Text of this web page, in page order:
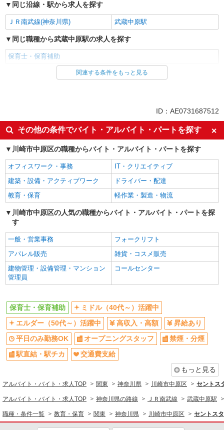
同じ沿線・駅から求人を探す
ＪＲ南武線(神奈川県) 武蔵中原駅
同じ職種から武蔵中原駅の求人を探す
保育士・保育補助
同じ雇用形態から武蔵中原駅の求人を探す
ミドル（40代～）活躍中
エルダー（50代～）活躍中
高収入・高額
昇給あり
平日のみ勤務OK
オープニングスタッフ
禁煙・分煙
駅直結・駅チカ
交通費支給
社会保険あり
産休・育休取得実績あり
退職金・財形貯蓄制度あり
研修制度あり
教育・保育
保育士・保育補助
同じ特徴から求人を探す
交通費支給
社会保険あり
産休・育休取得実績あり
関連する条件をもっと見る
ID：AE0731687512
その他の条件でバイト・アルバイト・パートを探す
川崎市中原区の職種からバイト・アルバイト・パートを探す
オフィスワーク・事務
IT・クリエイティブ
建築・設備・アクティブワーク
ドライバー・配達
教育・保育
軽作業・製造・物流
川崎市中原区の人気の職種からバイト・アルバイト・パートを探
す
一般・営業事務
フォークリフト
アパレル販売
雑貨・コスメ販売
建物管理・設備管理・マンション
管理員
コールセンター
保育士・保育補助
ミドル（40代～）活躍中
エルダー（50代～）活躍中
高収入・高額
昇給あり
平日のみ勤務OK
オープニングスタッフ
禁煙・分煙
駅直結・駅チカ
交通費支給
もっと見る
アルバイト・バイト・求人TOP 関東 神奈川県 川崎市中原区 セントス
アルバイト・バイト・求人TOP 神奈川県の路線 ＪＲ南武線 武蔵中原駅
職種・条件一覧 教育・保育 関東 神奈川県 川崎市中原区 セントス